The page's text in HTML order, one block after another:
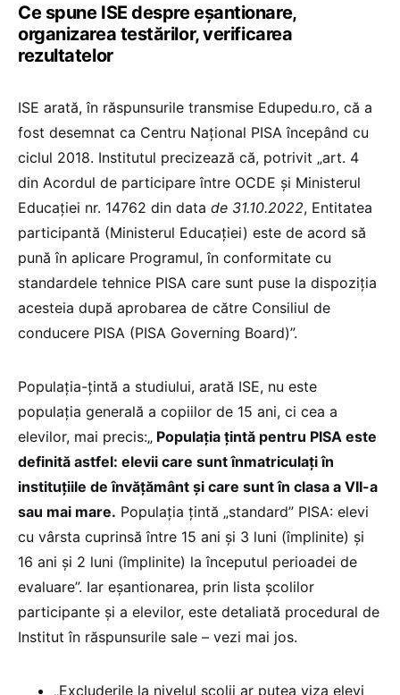
Ce spune ISE despre eșantionare,
organizarea testărilor, verificarea
rezultatelor
ISE arată, în răspunsurile transmise Edupedu.ro, că a
fost desemnat ca Centru Național PISA începând cu
ciclul 2018. Institutul precizează că, potrivit „art. 4
din Acordul de participare între OCDE și Ministerul
Educației nr. 14762 din data de 31.10.2022, Entitatea
participantă (Ministerul Educației) este de acord să
pună în aplicare Programul, în conformitate cu
standardele tehnice PISA care sunt puse la dispoziția
acesteia după aprobarea de către Consiliul de
conducere PISA (PISA Governing Board)”.
Populația-țintă a studiului, arată ISE, nu este
populația generală a copiilor de 15 ani, ci cea a
elevilor, mai precis:„ Populația țintă pentru PISA este
definită astfel: elevii care sunt înmatriculați în
instituțiile de învățământ și care sunt în clasa a VII-a
sau mai mare. Populația țintă „standard” PISA: elevi
cu vârsta cuprinsă între 15 ani și 3 luni (împlinite) și
16 ani și 2 luni (împlinite) la începutul perioadei de
evaluare”. Iar eșantionarea, prin lista școlilor
participante și a elevilor, este detaliată procedural de
Institut în răspunsurile sale – vezi mai jos.
„Excluderile la nivelul școlii ar putea viza elevi